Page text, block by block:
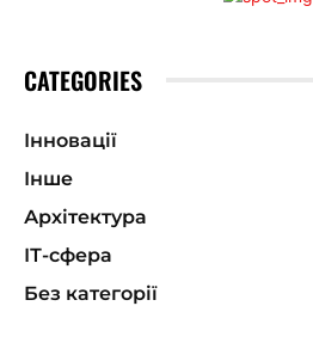
CATEGORIES
Інновації
Інше
Архітектура
ІТ-сфера
Без категорії